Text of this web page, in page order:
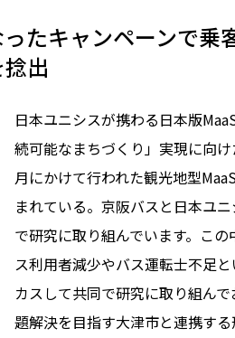
たキャンペーンで乗
出
日本ユニシスが携わる日本版
続可能なまちづくり」実現に向
月にかけて行われた観光地型
まれている。京阪バスと日本ユ
で研究に取り組んでいます。こ
ス利用者減少やバス運転士不足
カスして共同で研究に取り組ん
題解決を目指す大津市と連携す